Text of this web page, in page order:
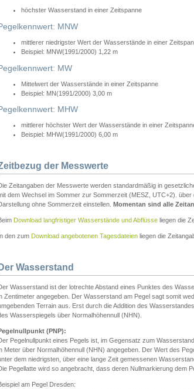
höchster Wasserstand in einer Zeitspanne
MNW
mittlerer niedrigster Wert der Wasserstände in einer
Beispiel: MNW(1991/2000) 1,22 m
MW
Mittelwert der Wasserstände in einer Zeitspanne
Beispiel: MN(1991/2000) 3,00 m
MHW
mittlerer höchster Wert der Wasserstände in einer
Beispiel: MHW(1991/2000) 6,00 m
der Messwerte
Zeitangaben der Messwerte werden standardmäßig in
dem Wechsel im Sommer zur Sommerzeit (MESZ, UTC+2). über
ohne Sommerzeit einstellen. Momentan sind alle
Download langfristiger Wasserstände und Abflüsse liegen die
den zum Download angebotenen Tagesdateien liegen die
Der Wasserstand
Wasserstand ist der lotrechte Abstand eines Punktes des
Zentimeter angegeben. Der Wasserstand am Pegel sagt somit
Terrain aus. Erst durch die Addition des
Wasserspiegels über Normalhöhennull (NHN).
(PNP):
Pegelnullpunkt eines Pegels ist, im Gegensatz zum
Meter über Normalhöhennull (NHN) angegeben. Der Wert des
dem niedrigsten, über eine lange Zeit gemessenen
Pegellatte wird so angebracht, dass deren Nullmarkierung dem
am Pegel Dresden: